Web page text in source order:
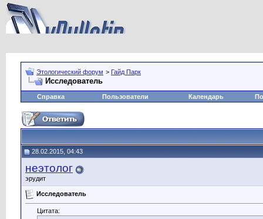
Этологический форум > Гайд Парк
Исследователь
Справка Пользователи Календарь
28.02.2015, 04:43
неэтолог
эрудит
Исследователь
Цитата: